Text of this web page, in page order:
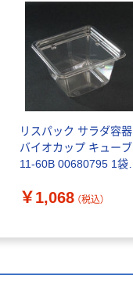
リスパック サラダ容器
バイオカップ キューブ
11-60B 00680795 1袋
￥1,068 （税込）